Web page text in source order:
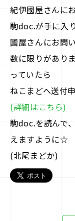
企業情報
お知らせ
お問い合わせ
紀伊國屋さんに
駒doc.が手に入
國屋さんにお問
数に限りがあり
っていたら
ねこまどへ送付
(詳細はこちら)
駒doc.を読んで
えますように☆
(北尾まどか)